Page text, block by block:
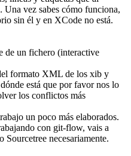
vez sabes cómo funciona,
sin él y en XCode no está.
de un fichero (interactive
formato XML de los xib y
está que por favor nos lo
los conflictos más
un poco más elaborados.
con git-flow, vais a
Sourcetree necesariamente.